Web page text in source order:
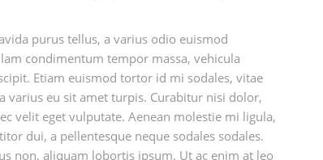
purus tellus, a varius odio euismod
condimentum tempor massa, vehicula
Etiam euismod tortor id mi sodales, vitae
varius eu sit amet turpis. Curabitur nisi dolor,
velit eget vulputate. Aenean molestie mi ligula,
dui, a pellentesque neque sodales sodales.
non, aliquam lobortis ipsum. Ut ac enim at leo